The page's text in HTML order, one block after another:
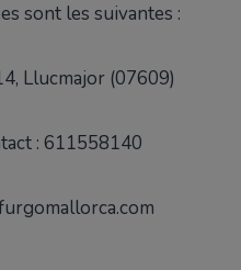
sont les suivantes :
Llucmajor (07609)
: 611558140